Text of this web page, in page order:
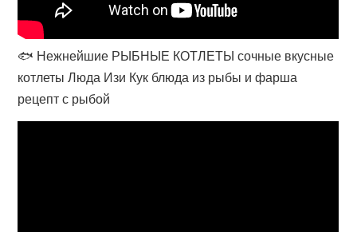
🐟 Нежнейшие РЫБНЫЕ КОТЛЕТЫ сочные вкусные
котлеты Люда Изи Кук блюда из рыбы и фарша
рецепт с рыбой